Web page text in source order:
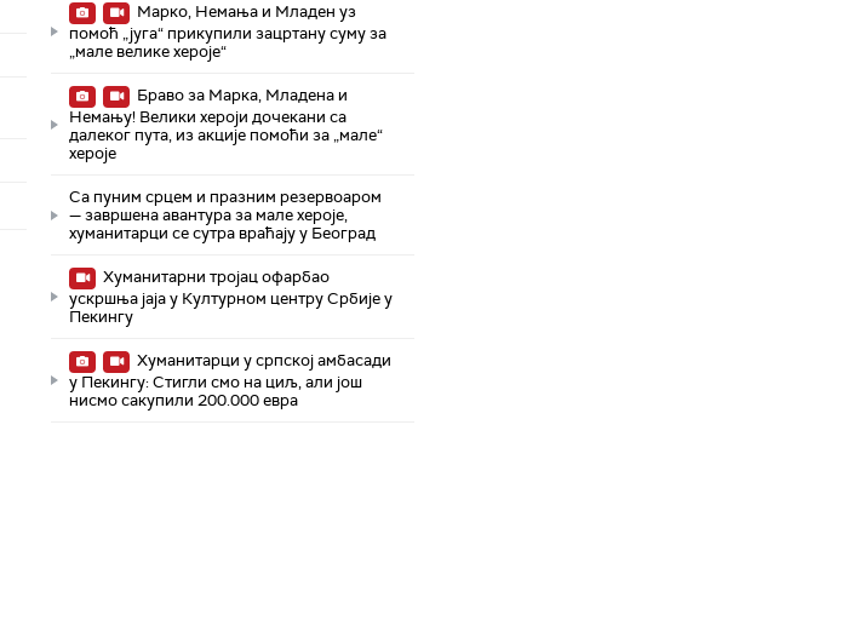
Марко, Немања и Младен уз
помоћ „југа“ прикупили зацртану суму за
„мале велике хероје“
Браво за Марка, Младена и
Немању! Велики хероји дочекани са
далеког пута, из акције помоћи за „мале“
хероје
Са пуним срцем и празним резервоаром
— завршена авантура за мале хероје,
хуманитарци се сутра враћају у Београд
Хуманитарни тројац oфарбао
ускршња јаја у Културном центру Србије у
Пекингу
Хуманитарци у српској амбасади
у Пекингу: Стигли смо на циљ, али још
нисмо сакупили 200.000 евра